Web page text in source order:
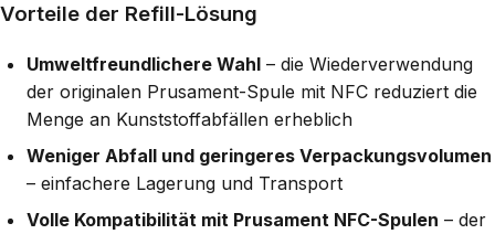
Vorteile der Refill-Lösung
Umweltfreundlichere Wahl – die Wiederverwendung
der originalen Prusament-Spule mit NFC reduziert die
Menge an Kunststoffabfällen erheblich
Weniger Abfall und geringeres Verpackungsvolumen
– einfachere Lagerung und Transport
Volle Kompatibilität mit Prusament NFC-Spulen – der